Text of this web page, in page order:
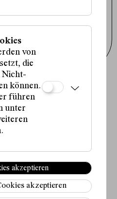
von
die
Nicht-
können.
führen
unter
akzeptieren
akzeptieren